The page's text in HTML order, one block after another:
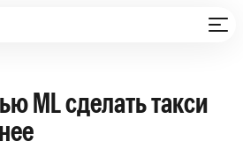
ML сделать такси